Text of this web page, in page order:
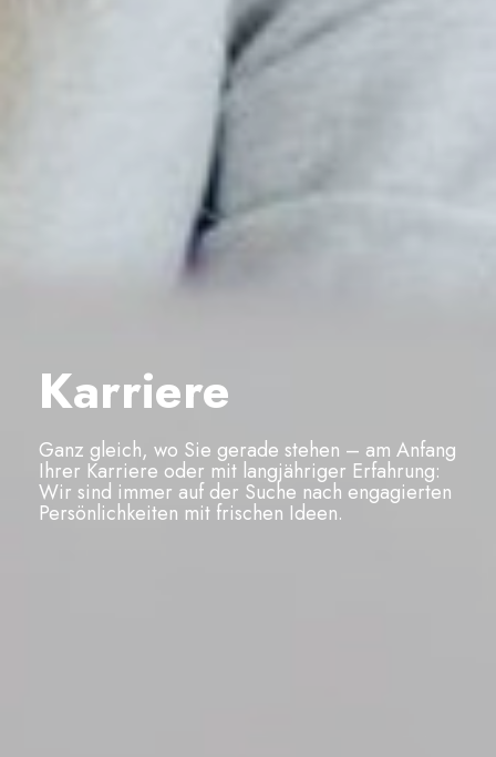
Karriere
Ganz gleich, wo Sie gerade stehen – am Anfang
Ihrer Karriere oder mit langjähriger Erfahrung:
Wir sind immer auf der Suche nach engagierten
Persönlichkeiten mit frischen Ideen.